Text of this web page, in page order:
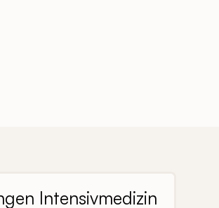
Intensivmedizin